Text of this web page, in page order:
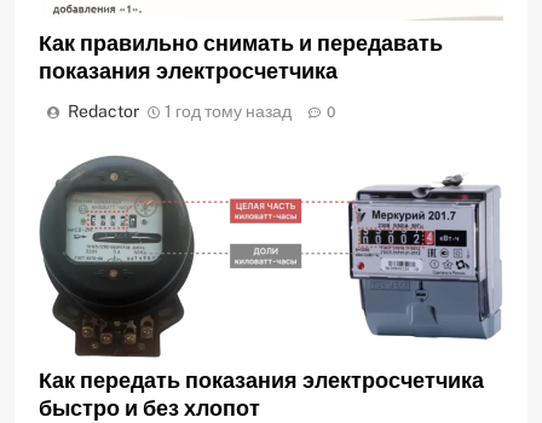
Как правильно снимать и передавать
показания электросчетчика
Redactor 1 год тому назад 0
Как передать показания электросчетчика
быстро и без хлопот